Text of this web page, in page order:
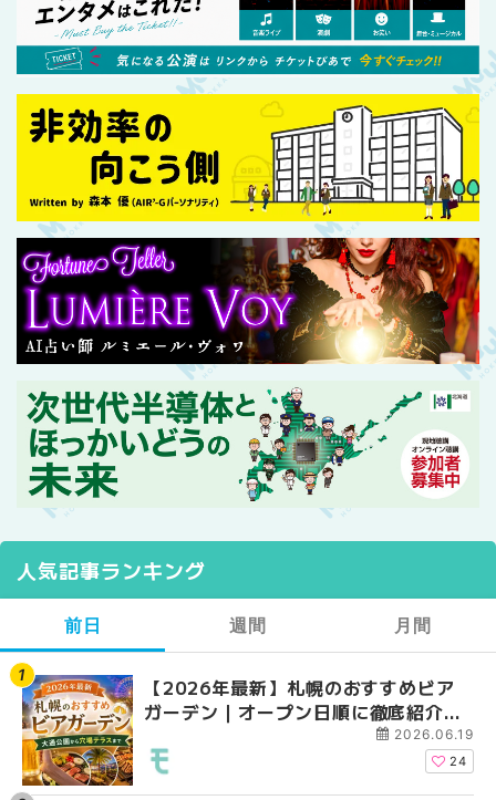
人気記事ランキング
前日
【2026年最新】札幌のおすすめビア
ガーデン｜オープン日順に徹底紹介！
大通公園から穴場テラスまで | MouLa
HOKKAIDO
2026.06.19
24
週間
【2026年最新】札幌
ガーデン｜オープン日
大通公園から穴場テ
月間
【2026年最新】札幌
ガーデン｜オープン日
大通公園から穴場テ